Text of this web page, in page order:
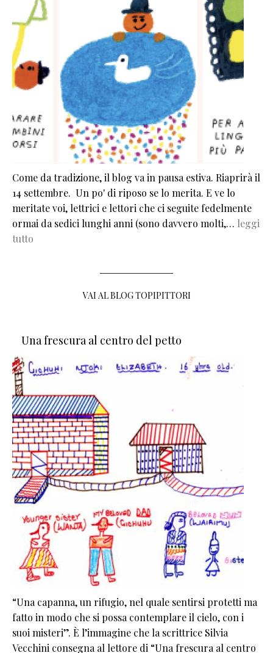
Come da tradizione, il blog va in pausa estiva. Riaprirà il
14 settembre. Un po' di riposo se lo merita. E ve lo
meritate voi, lettrici e lettori che ci seguite fedelmente
ormai da sedici lunghi anni (sono davvero molti,… leggi
tutto
VAI AL BLOG TOPIPITTORI
Una frescura al centro del petto
“Una capanna, un rifugio, nel quale sentirsi protetti ma
fatto in modo che si possa contemplare il cielo, con i
suoi misteri”. È l’immagine che la scrittrice Silvia
Vecchini consegna al lettore di “Una frescura al centro